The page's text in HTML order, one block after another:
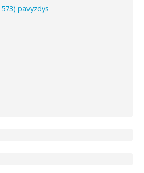
pavyzdys